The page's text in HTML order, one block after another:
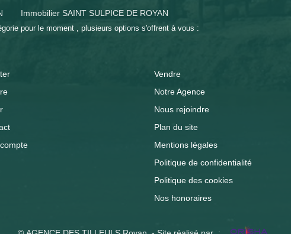
Immobilier SAINT SULPICE DE ROYAN
pour le moment , plusieurs options s'offrent à vous :
Vendre
Notre Agence
Nous rejoindre
Plan du site
Mentions légales
Politique de confidentialité
Politique des cookies
Nos honoraires